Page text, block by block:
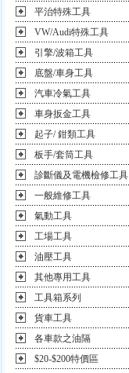
平治特殊工具
VW/Audi特殊工具
引擎/波箱工具
底盤/車身工具
汽車冷氣工具
車身扳金工具
起子/ 鉗類工具
板手/套筒工具
診斷儀及電機檢修工具
一般維修工具
氣動工具
工場工具
油壓工具
其他專用工具
工具箱系列
貨車工具
各車款之油隔
$20-$200特價區